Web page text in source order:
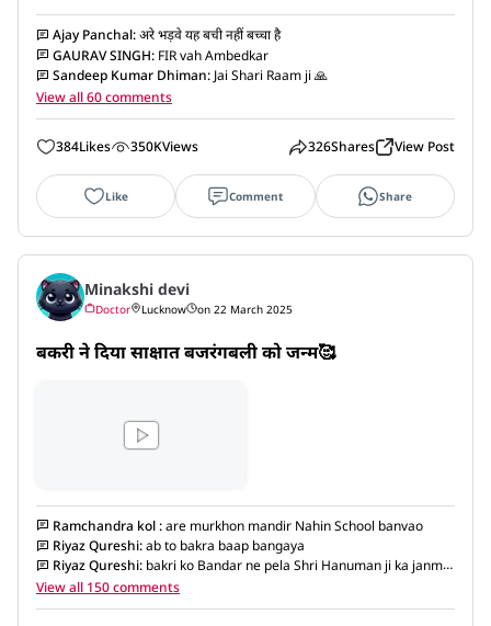
Ajay Panchal:अरे भड़वे यह बची नहीं बच्चा है
GAURAV SINGH: FIR vah Ambedkar
Sandeep Kumar Dhiman: Jai Shari Raam ji 🙏
View all 60 comments
384Likes 350KViews 326Shares View Post
Like Comment Share
Minakshi devi
Doctor Lucknow on 22 March 2025
बकरी ने दिया साक्षात बजरंगबली को जन्म🥰
Ramchandra kol:are murkhon mandir Nahin School banvao
Riyaz Qureshi:ab to bakra baap bangaya
Riyaz Qureshi: bakri ko Bandar ne pela Shri Hanuman ji ka janm
hua
View all 150 comments